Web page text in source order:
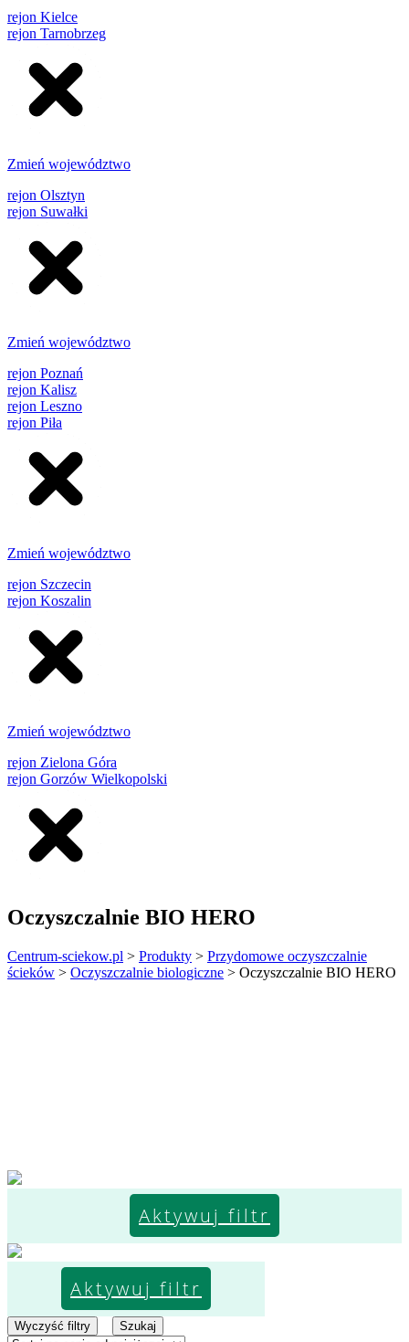
rejon Kielce
rejon Tarnobrzeg
Zmień województwo
rejon Olsztyn
rejon Suwałki
Zmień województwo
rejon Poznań
rejon Kalisz
rejon Leszno
rejon Piła
Zmień województwo
rejon Szczecin
rejon Koszalin
Zmień województwo
rejon Zielona Góra
rejon Gorzów Wielkopolski
Oczyszczalnie BIO HERO
Centrum-sciekow.pl > Produkty > Przydomowe oczyszczalnie
ścieków > Oczyszczalnie biologiczne > Oczyszczalnie BIO HERO
Aktywuj filtr
Aktywuj filtr
Wyczyść filtry Szukaj